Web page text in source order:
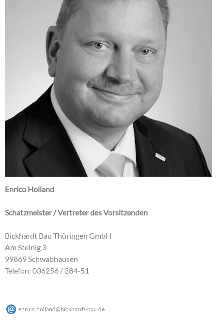
Enrico Holland
Schatzmeister / Vertreter des Vorsitzenden
Bickhardt Bau Thüringen GmbH
Am Steinig 3
99869 Schwabhausen
Telefon: 036256 / 284-51
enrico.holland@bickhardt-bau de